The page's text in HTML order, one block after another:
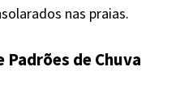
nas praias.
de Chuva